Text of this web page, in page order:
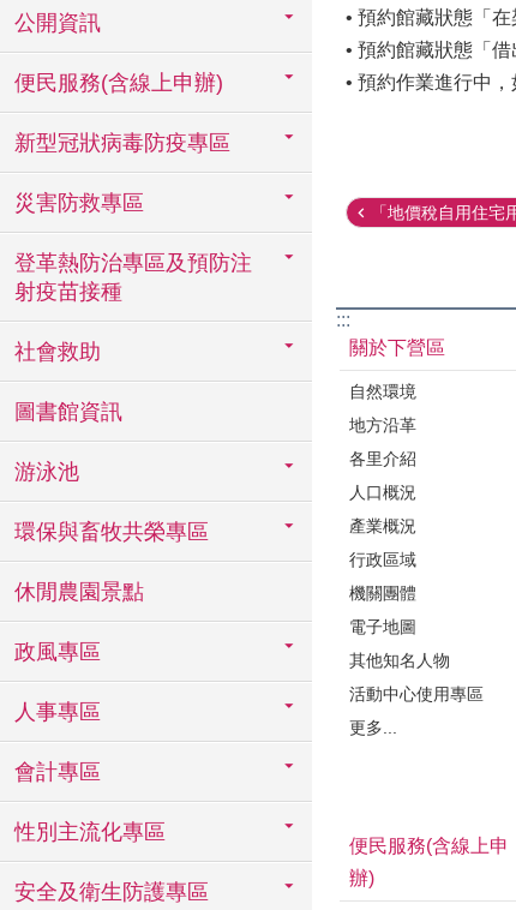
公開資訊
便民服務(含線上申辦)
新型冠狀病毒防疫專區
災害防救專區
登革熱防治專區及預防注
射疫苗接種
社會救助
圖書館資訊
游泳池
環保與畜牧共榮專區
休閒農園景點
政風專區
人事專區
會計專區
性別主流化專區
安全及衛生防護專區
• 預約館藏狀態「
• 預約館藏狀態「
• 預約作業進行中
「地價稅自用住宅
:::
關於下營區
自然環境
地方沿革
各里介紹
人口概況
產業概況
行政區域
機關團體
電子地圖
其他知名人物
活動中心使用專區
更多...
便民服務(含線上申
辦)